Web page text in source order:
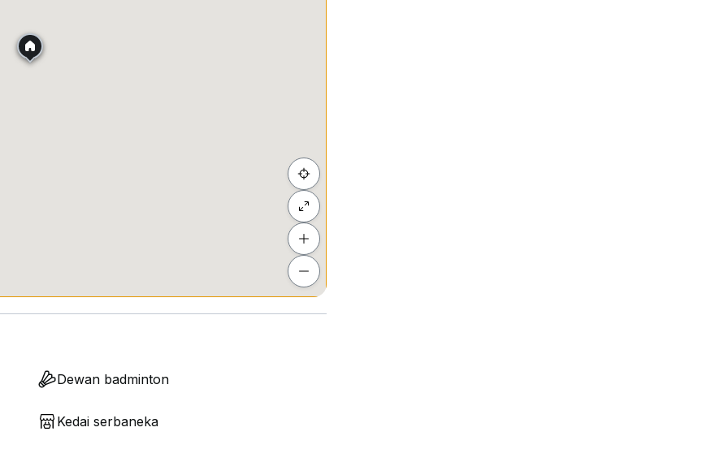
Dewan badminton
Kedai serbaneka